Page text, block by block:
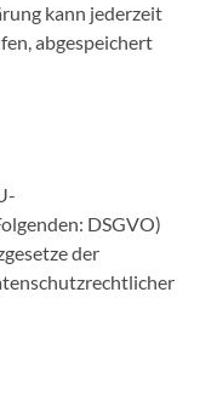
kann jederzeit
abgespeichert
DSGVO)
der